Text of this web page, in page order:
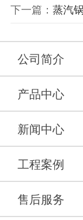
下一篇： 蒸汽锅炉
公司简介
产品中心
新闻中心
工程案例
售后服务